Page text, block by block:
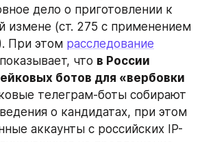
дело о приготовлении к
измене (ст. 275 с применением
При этом расследование
что в России
ботов для «вербовки
телеграм-боты собирают
о кандидатах, при этом
аккаунты с российских IP-